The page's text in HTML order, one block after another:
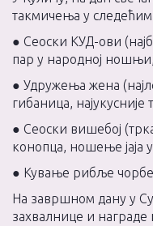
такмичења у следећим
● Сеоски КУД-ови
пар у народној
● Удружења жена
гибаница,
● Сеоски вишебој
конопца, ношење јаја
● Кување рибље чорбе
На завршном дану у
захвалнице и награде